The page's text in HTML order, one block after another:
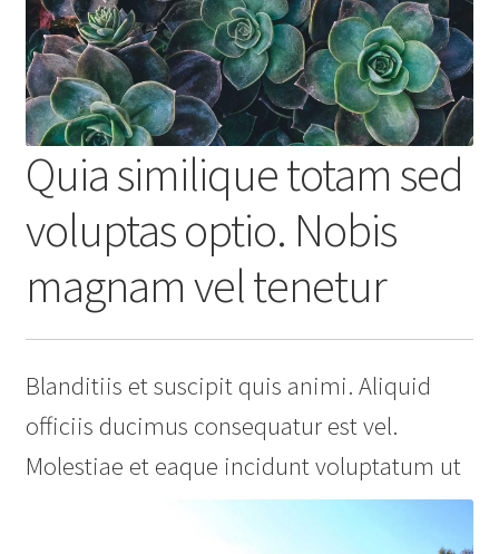
Quia similique totam sed
voluptas optio. Nobis
magnam vel tenetur
Blanditiis et suscipit quis animi. Aliquid
officiis ducimus consequatur est vel.
Molestiae et eaque incidunt voluptatum ut